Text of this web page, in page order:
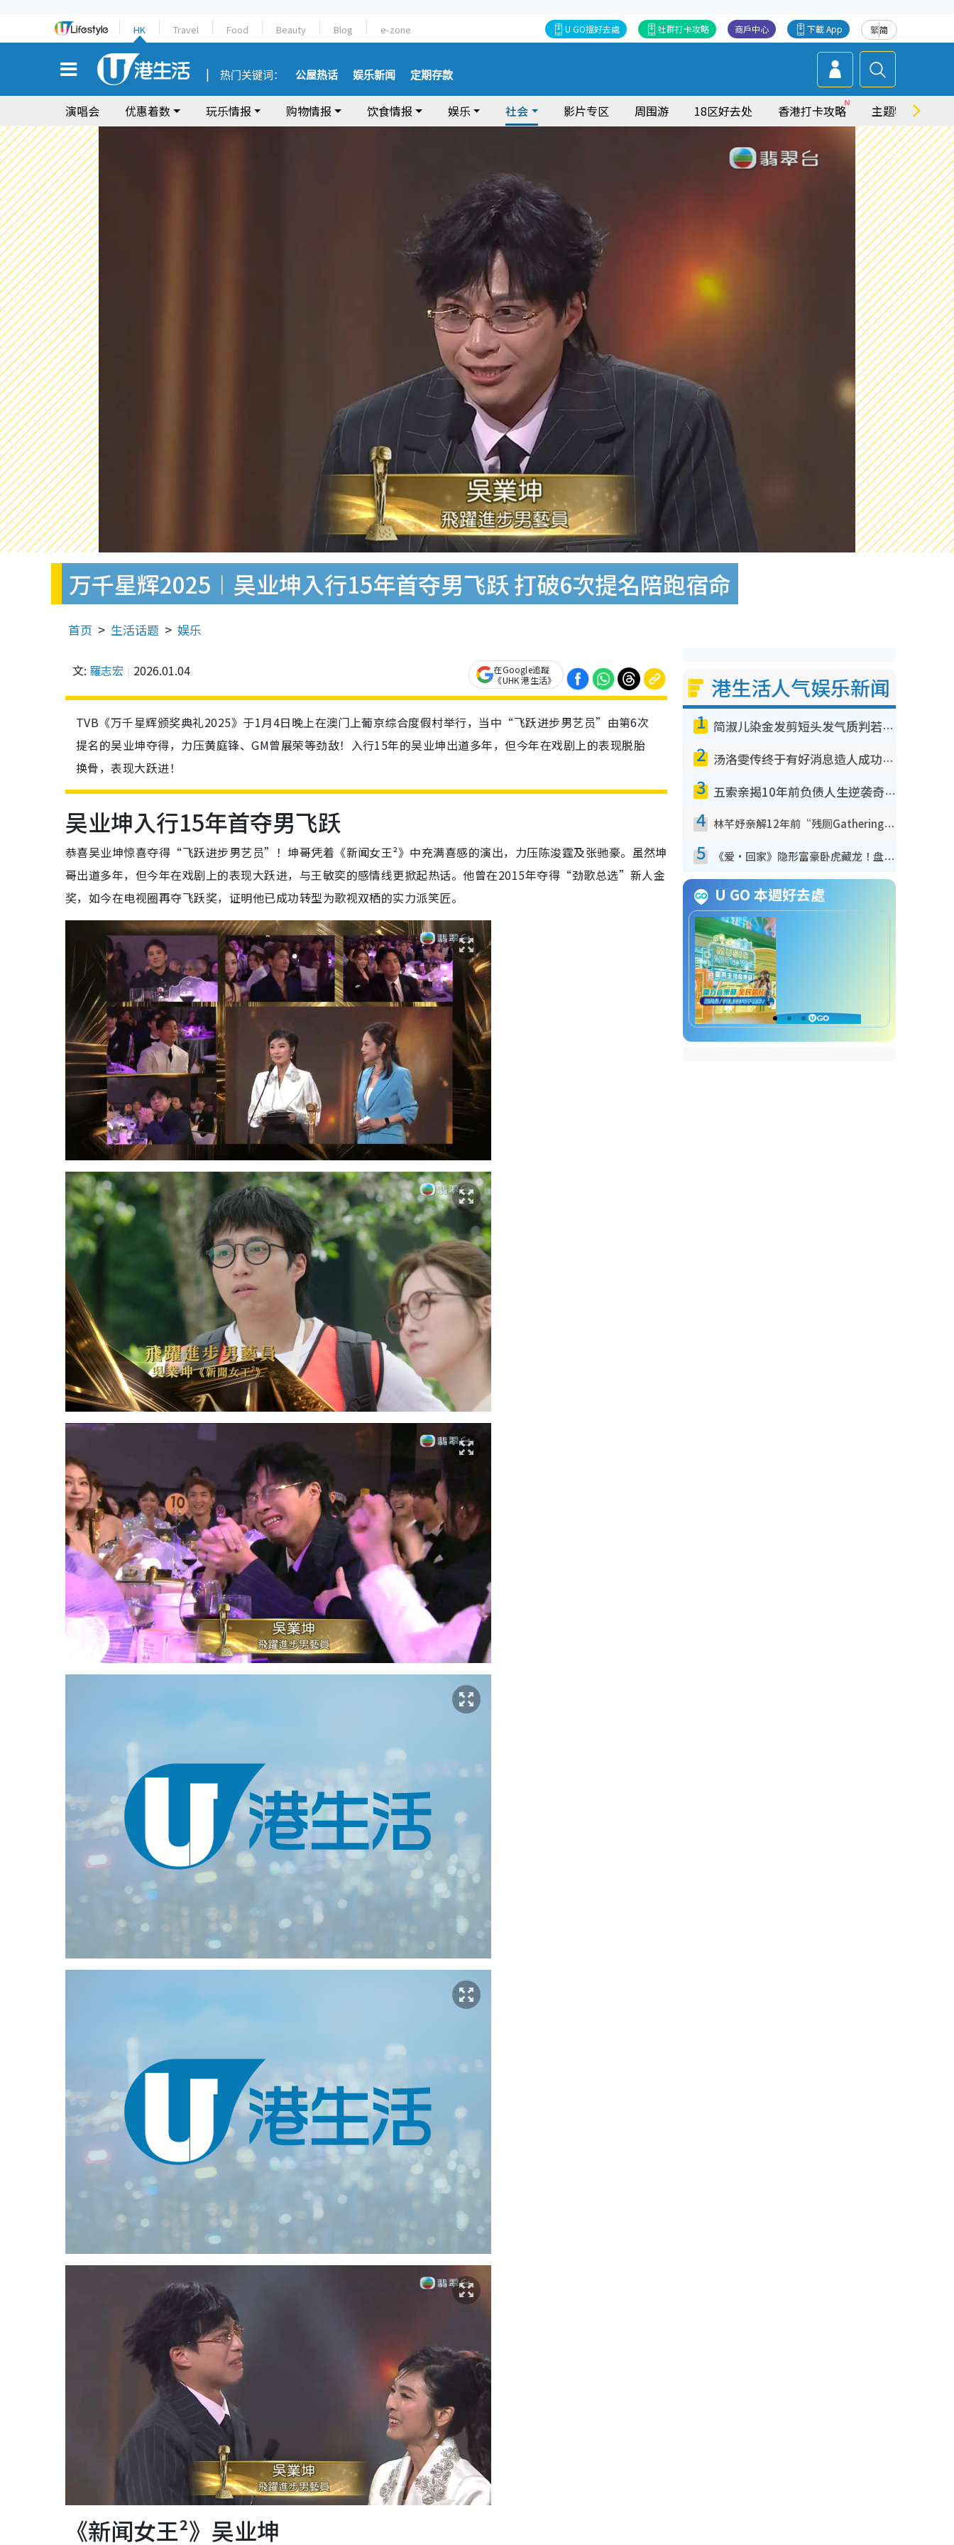
HK Travel Food Beauty Blog e-zone 繁简
下載 App
商戶中心
社群打卡攻略
U GO搵好去處
热门关键词： 公屋热话 娱乐新闻 定期存款
演唱会 优惠着数 玩乐情报 购物情报 饮食情报 娱乐 社会 影片专区 周围游 18区好去处 香港打卡攻略 主题特集
万千星辉2025︱吴业坤入行15年首夺男飞跃 打破6次提名陪跑宿命
首页 生活话题 娱乐
文: 羅志宏 2026.01.04
在Google追蹤
《UHK 港生活》
TVB《万千星辉颁奖典礼2025》于1月4日晚上在澳门上葡京综合度假村举行，当中“飞跃进步男艺员”由第6次
提名的吴业坤夺得，力压黄庭锋、GM曾展荣等劲敌！入行15年的吴业坤出道多年，但今年在戏剧上的表现脱胎
换骨，表现大跃进！
吴业坤入行15年首夺男飞跃
恭喜吴业坤惊喜夺得“飞跃进步男艺员”！坤哥凭着《新闻女王²》中充满喜感的演出，力压陈浚霆及张驰豪。虽然坤
哥出道多年，但今年在戏剧上的表现大跃进，与王敏奕的感情线更掀起热话。他曾在2015年夺得“劲歌总选”新人金
奖，如今在电视圈再夺飞跃奖，证明他已成功转型为歌视双栖的实力派笑匠。
《新闻女王²》吴业坤
港生活人气娱乐新闻
1 简淑儿染金发剪短头发气质判若两人！吓坏老公麦大力都认不出：“你做什么？”
2 汤洛雯传终于有好消息造人成功！两大细节曝孕味极浓引猜测：大肚婆先会咁！
3 五索亲揭10年前负债人生逆袭奇迹！全靠去一地方转运后即遇上马先生
4 林芊妤亲解12年前“残厕Gathering”真相！高层解约一句话重创尊严，至今拒返TVB
5 《爱·回家》隐形富豪卧虎藏龙！盘点12位财气逼人的有钱艺人：这位美女3亿身家不愁做
U GO 本週好去處